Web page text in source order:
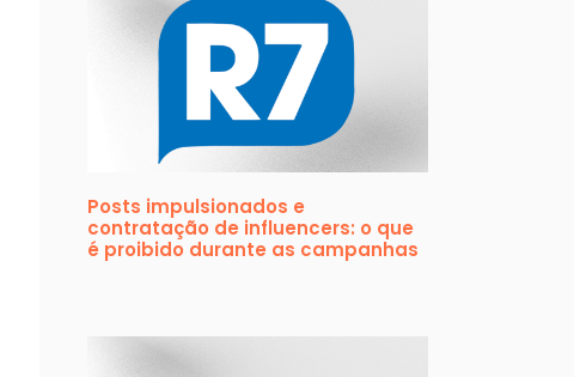
Posts impulsionados e
contratação de influencers: o que
é proibido durante as campanhas